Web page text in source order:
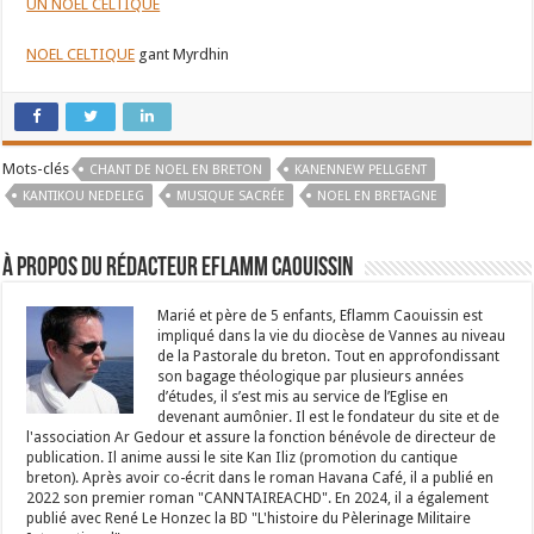
UN NOEL CELTIQUE
NOEL CELTIQUE gant Myrdhin
Mots-clés CHANT DE NOEL EN BRETON
KANENNEW PELLGENT
KANTIKOU NEDELEG
MUSIQUE SACRÉE NOEL EN BRETAGNE
À propos du rédacteur Eflamm Caouissin
Marié et père de 5 enfants, Eflamm Caouissin est
impliqué dans la vie du diocèse de Vannes au niveau
de la Pastorale du breton. Tout en approfondissant
son bagage théologique par plusieurs années
d’études, il s’est mis au service de l’Eglise en
devenant aumônier. Il est le fondateur du site et de
l'association Ar Gedour et assure la fonction bénévole de directeur de
publication. Il anime aussi le site Kan Iliz (promotion du cantique
breton). Après avoir co-écrit dans le roman Havana Café, il a publié en
2022 son premier roman "CANNTAIREACHD". En 2024, il a également
publié avec René Le Honzec la BD "L'histoire du Pèlerinage Militaire